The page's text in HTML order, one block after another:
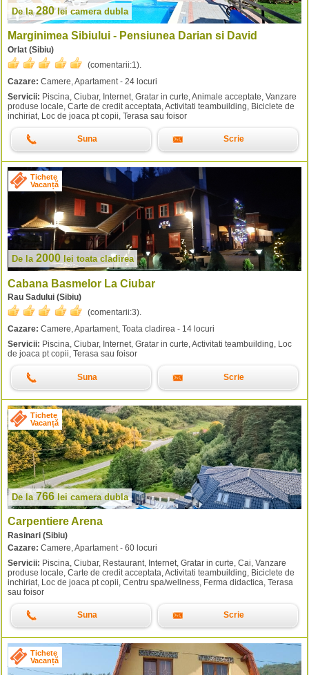
De la280lei camera dubla
Marginimea Sibiului - Pensiunea Darian si David
Orlat (Sibiu)
(comentarii:1).
Cazare: Camere, Apartament - 24 locuri
Servicii: Piscina, Ciubar, Internet, Gratar in curte, Animale acceptate, Vanzare
produse locale, Carte de credit acceptata, Activitati teambuilding, Biciclete de
inchiriat, Loc de joaca pt copii, Terasa sau foisor
Suna Scrie
Tichete
Vacanță
De la 2000 lei toata cladirea
Cabana Basmelor La Ciubar
Rau Sadului (Sibiu)
(comentarii:3).
Cazare: Camere, Apartament, Toata cladirea - 14 locuri
Servicii: Piscina, Ciubar, Internet, Gratar in curte, Activitati teambuilding, Loc
de joaca pt copii, Terasa sau foisor
Suna Scrie
Tichete
Vacanță
De la766 lei camera dubla
Carpentiere Arena
Rasinari (Sibiu)
Cazare: Camere, Apartament - 60 locuri
Servicii: Piscina, Ciubar, Restaurant, Internet, Gratar in curte, Cai, Vanzare
produse locale, Carte de credit acceptata, Activitati teambuilding, Biciclete de
inchiriat, Loc de joaca pt copii, Centru spa/wellness, Ferma didactica, Terasa
sau foisor
Suna Scrie
Tichete
Vacanță